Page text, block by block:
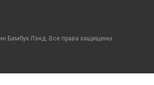
Бамбук Лэнд. Все права защищены.